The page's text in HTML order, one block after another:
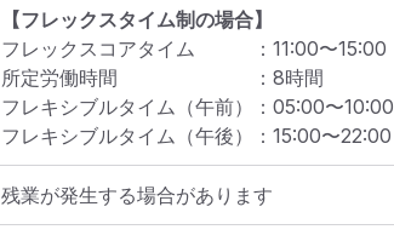
【フレックスタイム制の場合】
フレックスコアタイム
： 11:00〜15:00
所定労働時間
： 8時間
フレキシブルタイム（午前）
： 05:00〜10:00
フレキシブルタイム（午後）
： 15:00〜22:00
残業が発生する場合があります